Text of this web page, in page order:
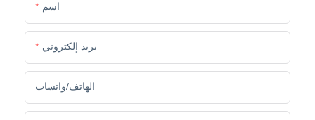
اسم
بريد إلكتروني
الهاتف/واتساب